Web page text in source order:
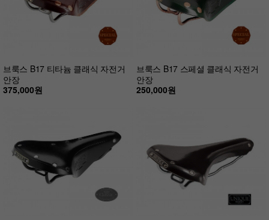
브룩스 B17 티타늄 클래식 자전거
안장
375,000원
브룩스 B17 스페셜 클래식 자전거
안장
250,000원